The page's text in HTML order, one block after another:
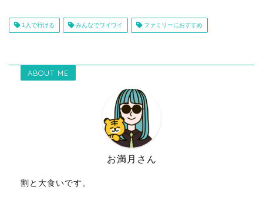
1人で行ける みんなでワイワイ ファミリーにおすすめ
ABOUT ME
お満月さん
割と大食いです。